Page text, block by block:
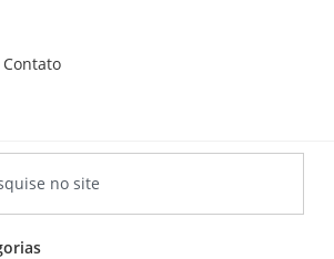
Contato